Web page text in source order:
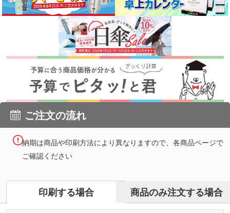
ご注文の流れ
納期は商品や印刷方法により異なりますので、各商品ページで
ご確認ください
印刷する場合 商品のみ注文する場合